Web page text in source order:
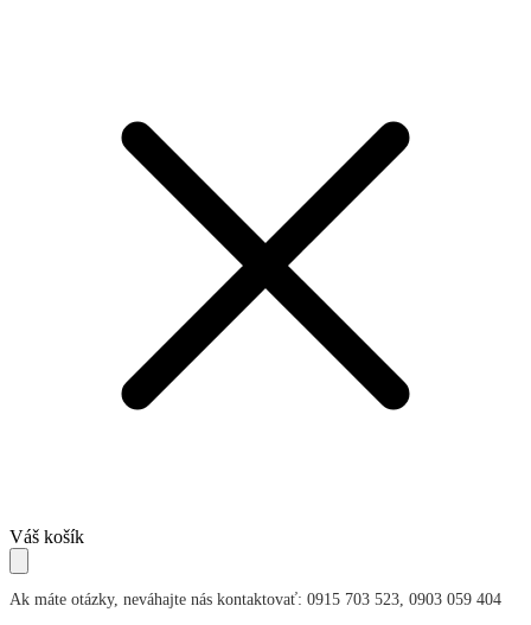
Skip
to
navigation
Skip
to
content
Váš košík
Ak máte otázky, neváhajte nás kontaktovať: 0915 703 523, 0903 059 404